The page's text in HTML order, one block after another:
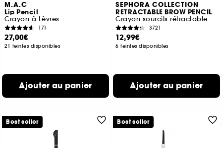
M.A.C
Lip Pencil
Crayon à Lèvres
171
27,00€
21 teintes disponibles
Ajouter au panier
SEPHORA COLLECTION
RETRACTABLE BROW PENCIL
Crayon sourcils rétractable
3721
12,99€
6 teintes disponibles
Ajouter au panier
Best seller Best seller